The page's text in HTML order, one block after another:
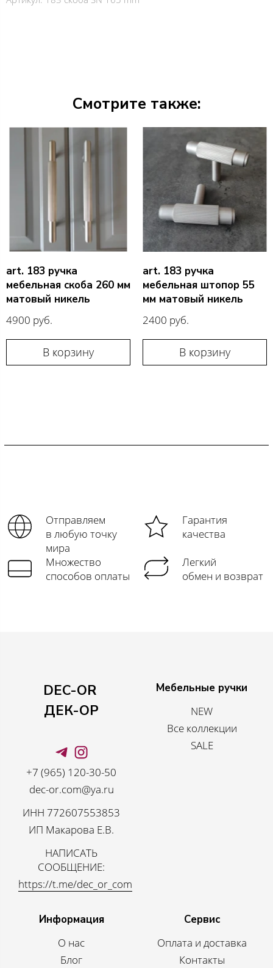
Смотрите также:
art. 183 ручка
мебельная скоба 260 мм
матовый никель
4900 руб.
В корзину
art. 183 ручка
мебельная штопор 55
мм матовый никель
2400 руб.
В корзину
Отправляем
в любую точку
мира
Гарантия
качества
Множество
способов оплаты
Легкий
обмен и возврат
DEC-OR
ДЕК-ОР
+7 (965) 120-30-50
dec-or.com@ya.ru
ИНН 772607553853
ИП Макарова Е.В.
НАПИСАТЬ
СООБЩЕНИЕ:
https://t.me/dec_or_com
Мебельные ручки
NEW
Все коллекции
SALE
Информация
О нас
Блог
Сервис
Оплата и доставка
Контакты